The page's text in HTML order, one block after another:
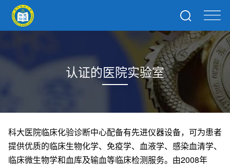
认证的医院实验室
科大医院临床化验诊断中心配备有先进仪器设备，可为患者
提供优质的临床生物化学、免疫学、血液学、感染血清学、
临床微生物学和血库及输血等临床检测服务。由2008年